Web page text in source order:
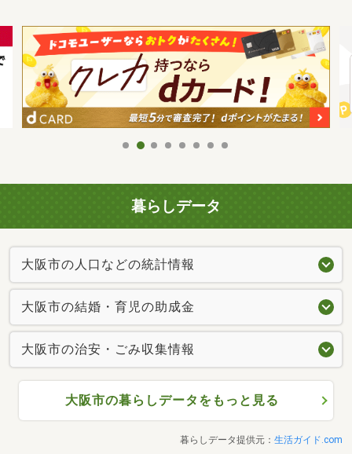
暮らしデータ
大阪市の人口などの統計情報
大阪市の結婚・育児の助成金
大阪市の治安・ごみ収集情報
大阪市の暮らしデータをもっと見る
暮らしデータ提供元： 生活ガイド.com